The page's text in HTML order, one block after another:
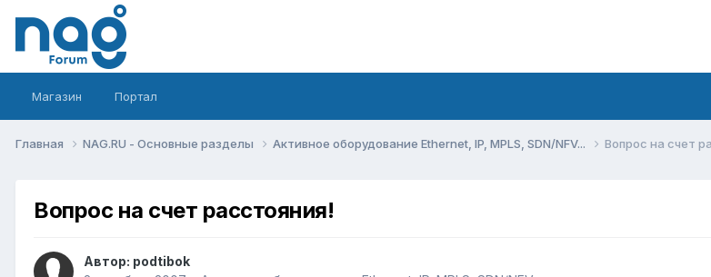
Магазин Портал
Главная NAG.RU - Основные разделы Активное оборудование Ethernet, IP, MPLS, SDN/NFV... Вопрос на счет
Вопрос на счет расстояния!
Автор: podtibok